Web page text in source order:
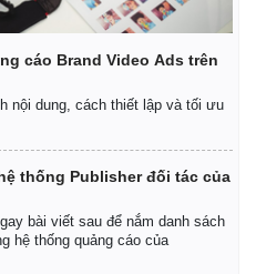
Thị trường
Giá vàng
Tỷ giá
Chứng khoán
cáo Brand Video Ads trên
nội dung, cách thiết lập và tối ưu
thống Publisher đối tác của
bài viết sau để nắm danh sách
hệ thống quảng cáo của